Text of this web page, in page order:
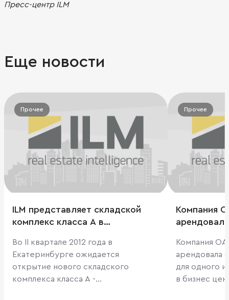
Пресс-центр ILM
Еще новости
Прочее
ILM представляет складской
комплекс класса А в
Во II квартале 2012 года в
Екатеринбурге ожидается
открытие нового складского
комплекса класса А -
Прочее
Компания
Компания
арендовала
для одного
в бизнес